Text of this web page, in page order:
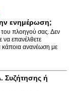
ενημέρωση;
του πλοηγού σας. Δεν
να επανέλθετε
κάποια ανανέωση με
Συζήτησης ή